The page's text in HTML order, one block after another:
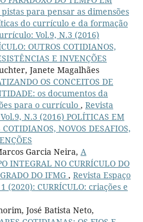
pistas para pensar as dimensões
do currículo e da formação
Vol.9, N.3 (2016)
OUTROS COTIDIANOS,
E INVENÇÕES
Janete Magalhães
OS CONCEITOS DE
os documentos da
para o currículo , Revista
N.3 (2016) POLÍTICAS EM
NOVOS DESAFIOS,
Garcia Neira, A
INTEGRAL NO CURRÍCULO DO
DO IFMG , Revista Espaço
(2020): CURRÍCULO: criações e
José Batista Neto,